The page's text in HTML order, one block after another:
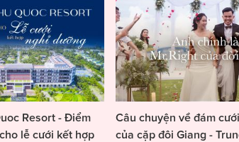
Resort - Điểm
lễ cưới kết hợp
Câu chuyện về đám
của cặp đôi Giang -